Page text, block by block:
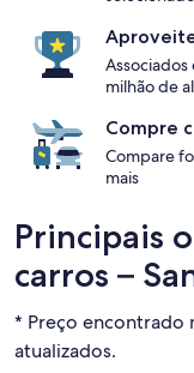
Associados
milhão de
Compre
Compare
mais
Principais
carros –
* Preço encontrado
atualizados.